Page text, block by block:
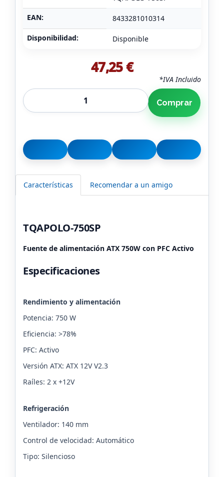
EAN: 8433281010314
Disponibilidad: Disponible
47,25 €
*IVA Incluido
Comprar
Características Recomendar a un amigo
TQAPOLO-750SP
Fuente de alimentación ATX 750W con PFC Activo
Especificaciones
Rendimiento y alimentación
Potencia: 750 W
Eficiencia: >78%
PFC: Activo
Versión ATX: ATX 12V V2.3
Raíles: 2 x +12V
Refrigeración
Ventilador: 140 mm
Control de velocidad: Automático
Tipo: Silencioso